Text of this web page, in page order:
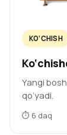
KO‘CHISH
Yangi
qo‘yadi.
⏱ 6 daq